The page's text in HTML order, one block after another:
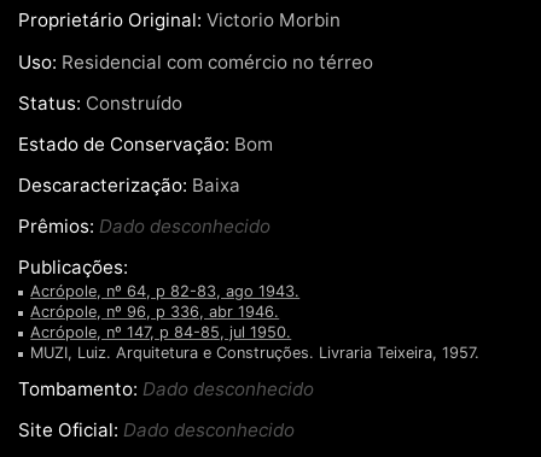
Proprietário Original: Victorio Morbin
Uso: Residencial com comércio no térreo
Status: Construído
Estado de Conservação: Bom
Descaracterização: Baixa
Prêmios: Dado desconhecido
Publicações:
Acrópole, nº 64, p 82-83, ago 1943.
Acrópole, nº 96, p 336, abr 1946.
Acrópole, nº 147, p 84-85, jul 1950.
MUZI, Luiz. Arquitetura e Construções. Livraria Teixeira, 1957.
Tombamento: Dado desconhecido
Site Oficial: Dado desconhecido